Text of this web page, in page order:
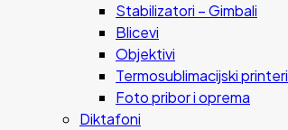
Stabilizatori – Gimbali
Blicevi
Objektivi
Termosublimacijski printeri
Foto pribor i oprema
Diktafoni